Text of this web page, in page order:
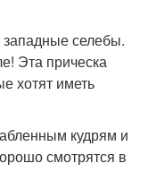
западные селебы.
Эта прическа
хотят иметь
кудрям и
смотрятся в